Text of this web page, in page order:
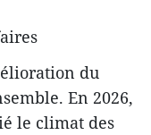
du
En 2026,
le climat des